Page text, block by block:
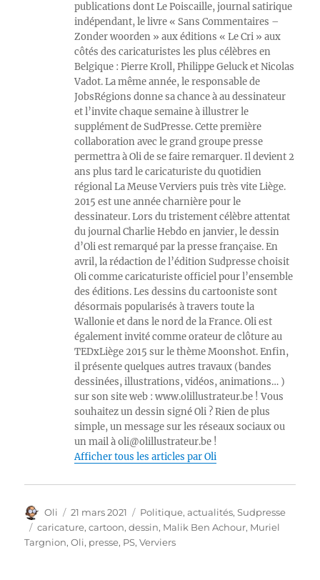
publications dont Le Poiscaille, journal satirique
indépendant, le livre « Sans Commentaires –
Zonder woorden » aux éditions « Le Cri » aux
côtés des caricaturistes les plus célèbres en
Belgique : Pierre Kroll, Philippe Geluck et Nicolas
Vadot. La même année, le responsable de
JobsRégions donne sa chance à au dessinateur
et l’invite chaque semaine à illustrer le
supplément de SudPresse. Cette première
collaboration avec le grand groupe presse
permettra à Oli de se faire remarquer. Il devient 2
ans plus tard le caricaturiste du quotidien
régional La Meuse Verviers puis très vite Liège.
2015 est une année charnière pour le
dessinateur. Lors du tristement célèbre attentat
du journal Charlie Hebdo en janvier, le dessin
d’Oli est remarqué par la presse française. En
avril, la rédaction de l’édition Sudpresse choisit
Oli comme caricaturiste officiel pour l’ensemble
des éditions. Les dessins du cartooniste sont
désormais popularisés à travers toute la
Wallonie et dans le nord de la France. Oli est
également invité comme orateur de clôture au
TEDxLiège 2015 sur le thème Moonshot. Enfin,
il présente quelques autres travaux (bandes
dessinées, illustrations, vidéos, animations… )
sur son site web : www.olillustrateur.be ! Vous
souhaitez un dessin signé Oli ? Rien de plus
simple, un message sur les réseaux sociaux ou
un mail à oli@olillustrateur.be !
Afficher tous les articles par Oli
Auteur
Oli
Publié
le
21 mars 2021 Catégories
Politique, actualités,Sudpresse
Étiquettes
caricature,cartoon,dessin, Malik Ben Achour, Muriel
Targnion,Oli, presse, PS,Verviers